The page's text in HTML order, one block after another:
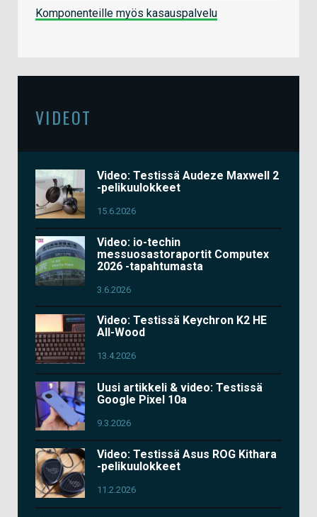
Komponenteille myös kasauspalvelu
VIDEOT
Video: Testissä Audeze Maxwell 2
-pelikuulokkeet
15.6.2026
Video: io-techin
messuosastoraportit Computex
2026 -tapahtumasta
3.6.2026
Video: Testissä Keychron K2 HE
All-Wood
13.4.2026
Uusi artikkeli & video: Testissä
Google Pixel 10a
9.3.2026
Video: Testissä Asus ROG Kithara
-pelikuulokkeet
11.2.2026